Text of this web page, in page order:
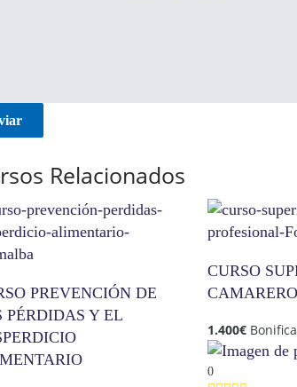
Relacionados
PREVENCIÓN DE
PÉRDIDAS Y EL
CURSO
1.400€
0